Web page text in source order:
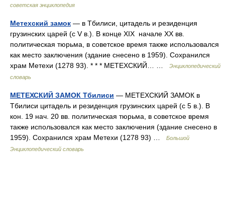
советская энциклопедия
Метехский замок — в Тбилиси, цитадель и резиденция
грузинских царей (с V в.). В конце XIX начале XX вв.
политическая тюрьма, в советское время также использовался
как место заключения (здание снесено в 1959). Сохранился
храм Метехи (1278 93). * * * МЕТЕХСКИЙ… …
Энциклопедический
словарь
МЕТЕХСКИЙ ЗАМОК Тбилиси — МЕТЕХСКИЙ ЗАМОК в
Тбилиси цитадель и резиденция грузинских царей (с 5 в.). В
кон. 19 нач. 20 вв. политическая тюрьма, в советское время
также использовался как место заключения (здание снесено в
1959). Сохранился храм Метехи (1278 93) …
Большой
Энциклопедический словарь